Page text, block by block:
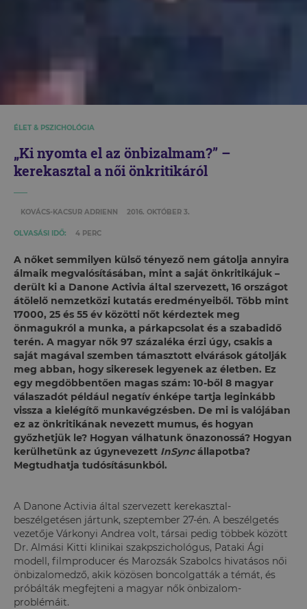
ÉLET & PSZICHOLÓGIA
„Ki nyomta el az önbizalmam?” –
kerekasztal a női önkritikáról
KOVÁCS-KACSUR ADRIENN 2016. OKTÓBER 3.
OLVASÁSI IDŐ: 4 PERC
A nőket semmilyen külső tényező nem gátolja annyira
álmaik megvalósításában, mint a saját önkritikájuk –
derült ki a Danone Activia által szervezett, 16 országot
átölelő nemzetközi kutatás eredményeiből. Több mint
17000, 25 és 55 év közötti nőt kérdeztek meg
önmagukról a munka, a párkapcsolat és a szabadidő
terén. A magyar nők 97 százaléka érzi úgy, csakis a
saját magával szemben támasztott elvárások gátolják
meg abban, hogy sikeresek legyenek az életben. Ez
egy megdöbbentően magas szám: 10-ből 8 magyar
válaszadót például negatív énképe tartja leginkább
vissza a kielégítő munkavégzésben. De mi is valójában
ez az önkritikának nevezett mumus, és hogyan
győzhetjük le? Hogyan válhatunk önazonossá? Hogyan
kerülhetünk az úgynevezett InSyncállapotba?
Megtudhatja tudósításunkból.
A Danone Activia által szervezett kerekasztal-
beszélgetésen jártunk, szeptember 27-én. A beszélgetés
vezetője Várkonyi Andrea volt, társai pedig többek között
Dr. Almási Kitti klinikai szakpszichológus, Pataki Ági
modell, filmproducer és Marozsák Szabolcs hivatásos női
önbizalomedző, akik közösen boncolgatták a témát, és
próbálták megfejteni a magyar nők önbizalom-
problémáit.